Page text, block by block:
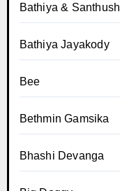
Bathiya & Santhush
Bathiya Jayakody
Bee
Bethmin Gamsika
Bhashi Devanga